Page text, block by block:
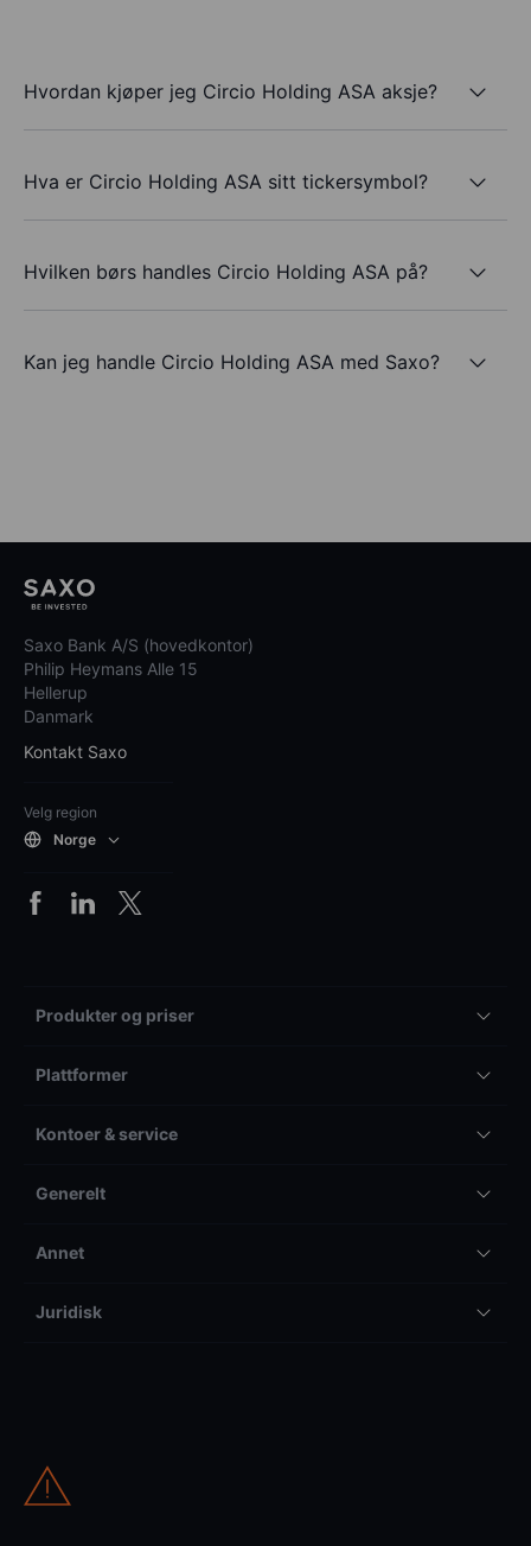
Hvordan kjøper jeg Circio Holding ASA aksje?
Hva er Circio Holding ASA sitt tickersymbol?
Hvilken børs handles Circio Holding ASA på?
Kan jeg handle Circio Holding ASA med Saxo?
Saxo Bank A/S (hovedkontor)
Philip Heymans Alle 15
Hellerup
Danmark
Kontakt Saxo
Velg region
Norge
Produkter og priser
Plattformer
Kontoer & service
Generelt
Annet
Juridisk